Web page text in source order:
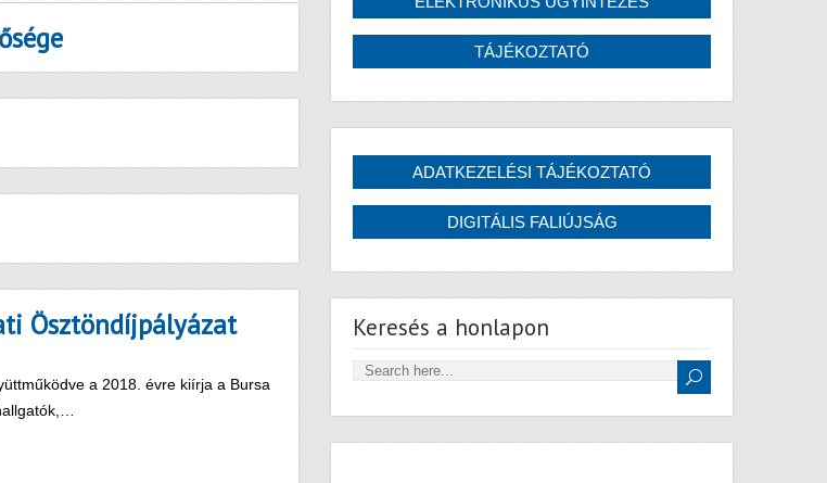
Ösztöndíjpályázat
a 2018. évre kiírja a Bursa
Keresés a honlapon